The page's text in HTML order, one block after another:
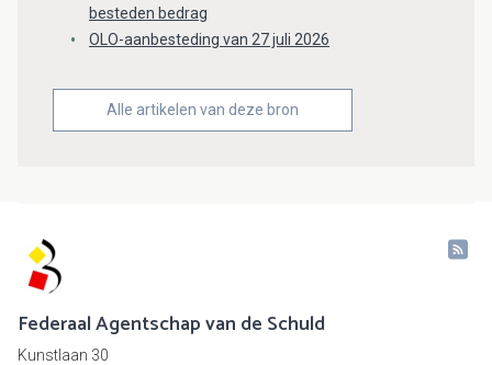
besteden bedrag
OLO-aanbesteding van 27 juli 2026
Alle artikelen van deze bron
Federaal Agentschap van de Schuld
Kunstlaan 30